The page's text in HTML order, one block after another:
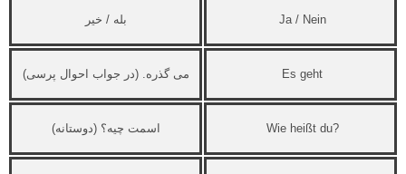
Ja / Nein بله / خیر
Es geht می گذره. (در جواب احوال پرسی)
Wie heißt du? اسمت چیه؟ (دوستانه)